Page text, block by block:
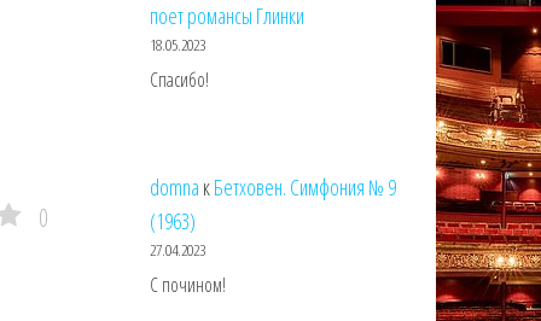
0
поет романсы Глинки
18.05.2023
Спасибо!
domna кБетховен. Симфония № 9
(1963)
27.04.2023
С почином!